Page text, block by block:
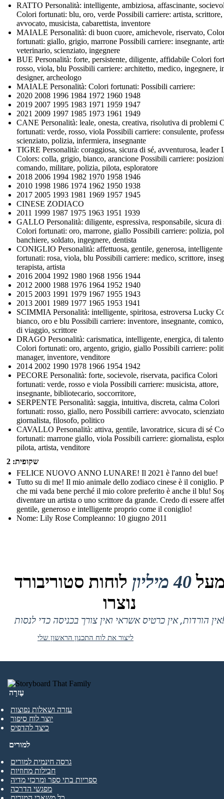
RATTO Personalità: intelligente, ambiziosa, affascinante,
Colori fortunati: blu, oro, verde Possibili carriere: artista, scrittore,
avvocato, musicista, cabarettista, inventore
MAIALE Personalità: di buon cuore, amichevole, riservato,
fortunati: giallo, grigio, marrone Possibili carriere: insegnante,
veterinario, scienziato, ingegnere
BUE Personalità: forte, persistente, diligente, affidabile Colori
rosso, viola, blu Possibili carriere: architetto, medico, ingegnere,
designer, archeologo
MAIALE Personalità: Colori fortunati: Possibili carriere:
2020 2008 1996 1984 1972 1960 1948
2019 2007 1995 1983 1971 1959 1947
2021 2009 1997 1985 1973 1961 1949
CANE Personalità: leale, onesta, creativa, risolutiva di problemi
fortunati: verde, rosso, viola Possibili carriere: consulente,
scienziato, polizia, infermiera, insegnante
TIGRE Personalità: coraggiosa, sicura di sé, avventurosa, leader
Colors: colla, grigio, bianco, arancione Possibili carriere:
comando, militare, polizia, pilota, esploratore
2018 2006 1994 1982 1970 1958 1946
2010 1998 1986 1974 1962 1950 1938
2017 2005 1993 1981 1969 1957 1945
CINESE ZODIACO
2011 1999 1987 1975 1963 1951 1939
GALLO Personalità: diligente, espressiva, responsabile, sicura di
Colori fortunati: oro, marrone, giallo Possibili carriere: polizia,
banchiere, soldato, ingegnere, dentista
CONIGLIO Personalità: affettuosa, gentile, generosa,
fortunati: rosa, viola, blu Possibili carriere: medico, scrittore,
terapista, artista
2016 2004 1992 1980 1968 1956 1944
2012 2000 1988 1976 1964 1952 1940
2015 2003 1991 1979 1967 1955 1943
2013 2001 1989 1977 1965 1953 1941
SCIMMIA Personalità: intelligente, spiritosa, estroversa Lucky
bianco, oro e blu Possibili carriere: inventore, insegnante,
di viaggio, scrittore
DRAGO Personalità: carismatica, intelligente, energica, di talento
Colori fortunati: oro, argento, grigio, giallo Possibili carriere:
manager, inventore, venditore
2014 2002 1990 1978 1966 1954 1942
PECORE Personalità: forte, socievole, riservata, pacifica Colori
fortunati: verde, rosso e viola Possibili carriere: musicista, attore,
insegnante, bibliotecario, soccorritore,
SERPENTE Personalità: saggia, intuitiva, discreta, calma Colori
fortunati: rosso, giallo, nero Possibili carriere: avvocato,
giornalista, filosofo, politico
CAVALLO Personalità: attiva, gentile, lavoratrice, sicura di sé
fortunati: marrone giallo, viola Possibili carriere: giornalista,
pilota, artista, venditore
שקופית: 2
FELICE NUOVO ANNO LUNARE! Il 2021 è l'anno del bue!
Tutto su di me! Il mio animale dello zodiaco cinese è il coniglio.
che mi vada bene perché il mio colore preferito è anche il blu!
diventare un artista o uno scrittore da grande. Credo di essere
gentile, generoso e intelligente proprio come il coniglio!
Nome: Lily Rose Compleanno: 10 giugno 2011
40 מיליון
לוחות סטוריבורד
נוצרו
אין הורדות, אין כרטיס אשראי ואין צורך בכניסה כדי לנסות!
ליצור את לוח התכנון הראשון שלי
עֶזרָה
עזרה ושאלות נפוצות
יוצר לוח סיפור
כיצד להדפיס
למורים
גרסה חינמית למורים
חבילות מחוזיות
ספריות בתי ספר ומרכזי מדיה
מפגשי הדרכה